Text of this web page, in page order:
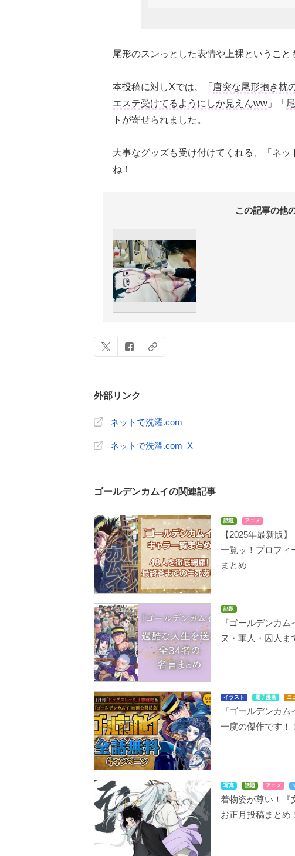
尾形のスンっとした表情や上裸ということ
本投稿に対しXでは、「 唐突な尾形抱き枕
エステ受けてるようにしか見えんww 」「
トが寄せられました。
大事なグッズも受け付けてくれる、「ネ
ね！
この記事の他
外部リンク
ネットで洗濯.com
ネットで洗濯.com X
ゴールデンカムイの関連記事
話題 アニメ
【2025年最新版
一覧ッ！プロフィ
まとめ
話題
『ゴールデンカ
ヌ・軍人・囚人ま
イラスト 電子漫画 ニ
『ゴールデンカ
一度の傑作です！
写真 話題 アニメ
着物姿が尊い！『
お正月投稿まとめ